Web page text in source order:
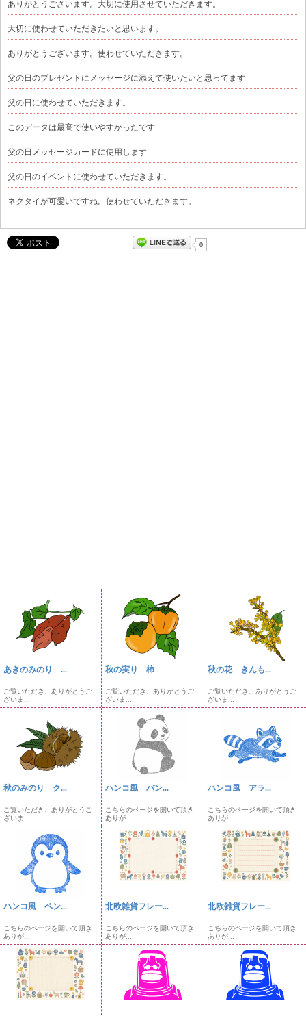
ありがとうございます。大切に使用させていただきます。
大切に使わせていただきたいと思います。
ありがとうございます。使わせていただきます。
父の日のプレゼントにメッセージに添えて使いたいと思ってます
父の日に使わせていただきます。
このデータは最高で使いやすかったです
父の日メッセージカードに使用します
父の日のイベントに使わせていただきます。
ネクタイが可愛いですね。使わせていただきます。
0
あきのみのり ...
ご覧いただき、ありがとうご
ざいま...
秋の実り 柿
ご覧いただき、ありがとうご
ざいま...
秋の花 きんも...
ご覧いただき、ありがとうご
ざいま...
秋のみのり ク...
ご覧いただき、ありがとうご
ざいま...
ハンコ風 パン...
こちらのページを開いて頂き
ありが...
ハンコ風 アラ...
こちらのページを開いて頂き
ありが...
ハンコ風 ペン...
こちらのページを開いて頂き
ありが...
北欧雑貨フレー...
こちらのページを開いて頂き
ありが...
北欧雑貨フレー...
こちらのページを開いて頂き
ありが...